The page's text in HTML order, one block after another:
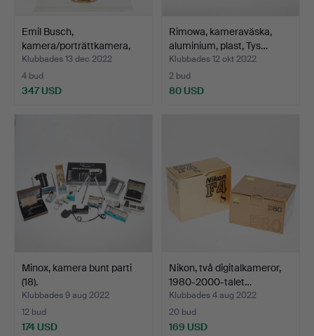
Emil Busch,
kamera/porträttkamera,
Tysklan…
Klubbades 13 dec 2022
4 bud
347 USD
Rimowa, kameraväska,
aluminium, plast, Tys…
Klubbades 12 okt 2022
2 bud
80 USD
Minox, kamera bunt parti
(18).
Klubbades 9 aug 2022
12 bud
174 USD
Nikon, två digitalkameror,
1980-2000-talet…
Klubbades 4 aug 2022
20 bud
169 USD